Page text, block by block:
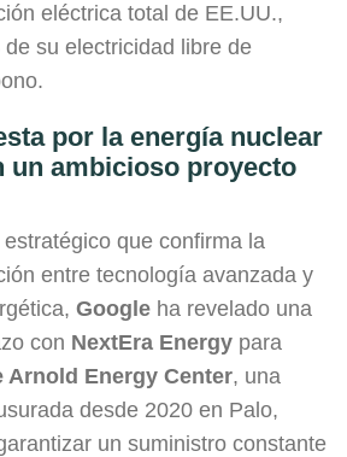
eléctrica total de EE.UU.,
su electricidad libre de
por la energía nuclear
un ambicioso proyecto
que confirma la
entre tecnología avanzada y
Google ha revelado una
con NextEra Energy para
Arnold Energy Center, una
desde 2020 en Palo,
un suministro constante